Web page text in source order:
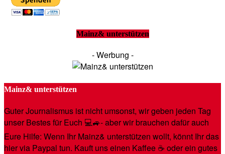
Mainz& unterstützen
- Werbung -
Mainz& unterstützen
Guter Journalismus ist nicht umsonst, wir geben jeden Tag
unser Bestes für Euch 💻🚙- aber wir brauchen dafür auch
Eure Hilfe: Wenn Ihr Mainz& unterstützen wollt, könnt Ihr das
hier via Paypal tun. Kauft uns einen Kaffee ☕️ oder ein gutes